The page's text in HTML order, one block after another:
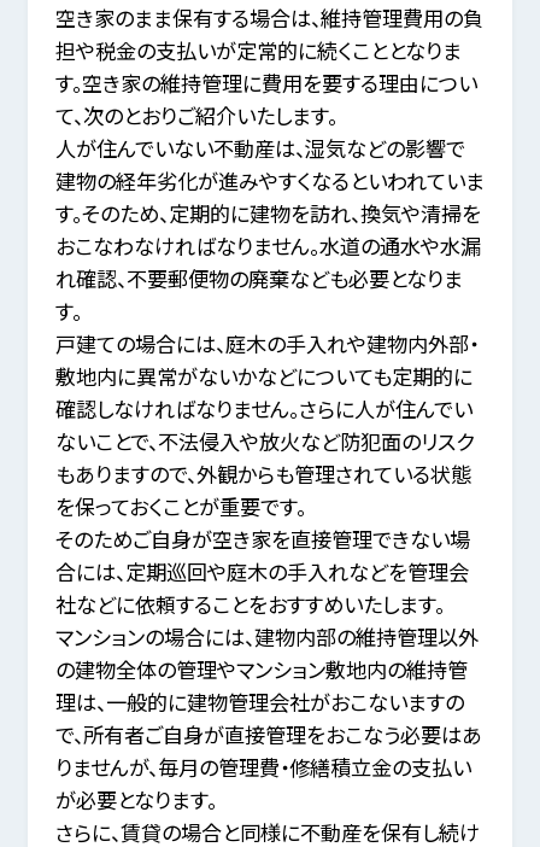
空き家のまま保有する場合は、維持管理費用の負
担や税金の支払いが定常的に続くこととなりま
す。空き家の維持管理に費用を要する理由につい
て、次のとおりご紹介いたします。
人が住んでいない不動産は、湿気などの影響で
建物の経年劣化が進みやすくなるといわれていま
す。そのため、定期的に建物を訪れ、換気や清掃を
おこなわなければなりません。水道の通水や水漏
れ確認、不要郵便物の廃棄なども必要となりま
す。
戸建ての場合には、庭木の手入れや建物内外部・
敷地内に異常がないかなどについても定期的に
確認しなければなりません。さらに人が住んでい
ないことで、不法侵入や放火など防犯面のリスク
もありますので、外観からも管理されている状態
を保っておくことが重要です。
そのためご自身が空き家を直接管理できない場
合には、定期巡回や庭木の手入れなどを管理会
社などに依頼することをおすすめいたします。
マンションの場合には、建物内部の維持管理以外
の建物全体の管理やマンション敷地内の維持管
理は、一般的に建物管理会社がおこないますの
で、所有者ご自身が直接管理をおこなう必要はあ
りませんが、毎月の管理費・修繕積立金の支払い
が必要となります。
さらに、賃貸の場合と同様に不動産を保有し続け